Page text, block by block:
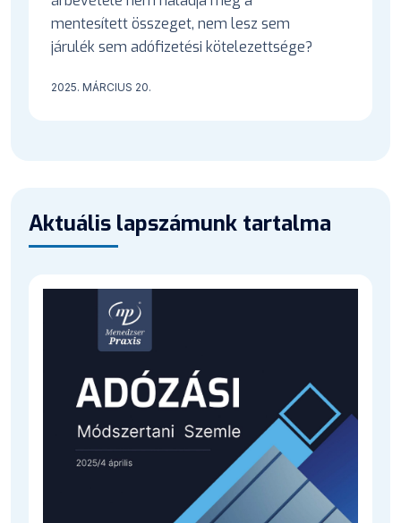
mentesített összeget, nem lesz sem
járulék sem adófizetési kötelezettsége?
2025. MÁRCIUS 20.
Aktuális lapszámunk tartalma